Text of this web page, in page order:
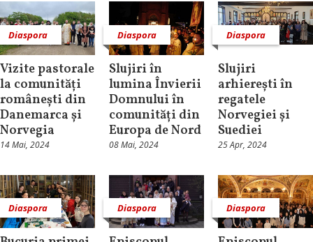
Diaspora
Vizite pastorale
la comunități
românești din
Danemarca și
Norvegia
14 Mai, 2024
Diaspora
Slujiri în
lumina Învierii
Domnului în
comunități din
Europa de Nord
08 Mai, 2024
Diaspora
Slujiri
arhierești în
regatele
Norvegiei și
Suediei
25 Apr, 2024
Diaspora Diaspora Diaspora